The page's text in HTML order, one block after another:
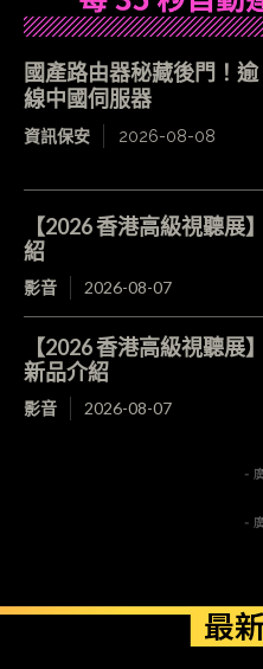
國產路由器秘藏後門！
線中國伺服器
資訊保安 2026-08-08
【2026 香港高級視聽
紹
影音 2026-08-07
【2026 香港高級視聽展
新品介紹
影音 2026-08-07
-
-
最